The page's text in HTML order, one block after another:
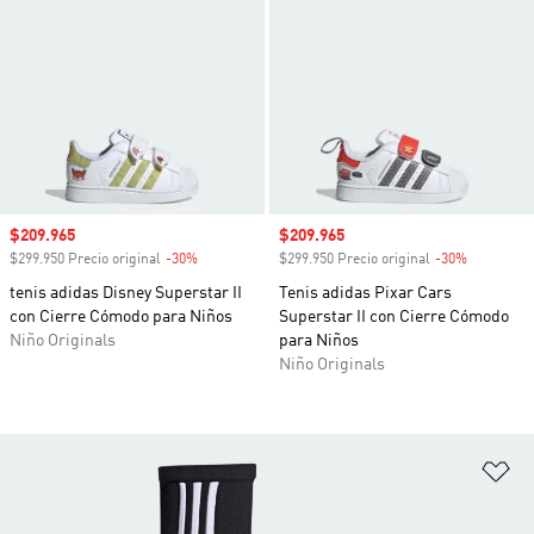
Precio de venta
$209.965
$299.950 Precio original -30%
tenis adidas Disney Superstar II
con Cierre Cómodo para Niños
Niño Originals
Precio de venta
$209.965
$299.950 Precio original -30%
Tenis adidas Pixar Cars
Superstar II con Cierre Cómodo
para Niños
Niño Originals